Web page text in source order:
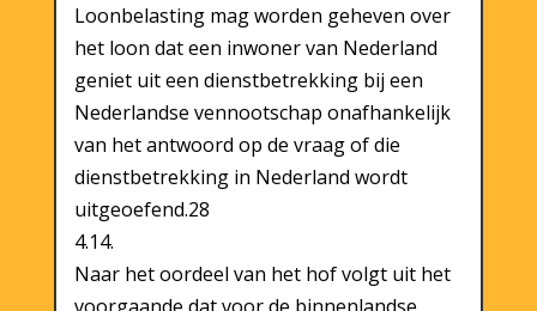
Loonbelasting mag worden geheven over
het loon dat een inwoner van Nederland
geniet uit een dienstbetrekking bij een
Nederlandse vennootschap onafhankelijk
van het antwoord op de vraag of die
dienstbetrekking in Nederland wordt
uitgeoefend.28
4.14.
Naar het oordeel van het hof volgt uit het
voorgaande dat voor de binnenlandse